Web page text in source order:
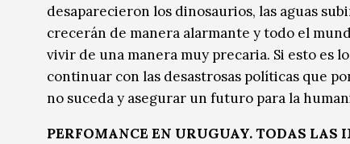
desaparecieron los dinosaurios, las aguas
crecerán de manera alarmante y todo el
vivir de una manera muy precaria. Si esto es
continuar con las desastrosas políticas que
no suceda y asegurar un futuro para la
PERFOMANCE EN URUGUAY. TODAS